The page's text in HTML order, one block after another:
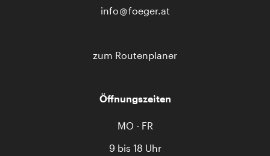
info
foeger.at
zum Routenplaner
Öffnungszeiten
MO - FR
9 bis 18 Uhr